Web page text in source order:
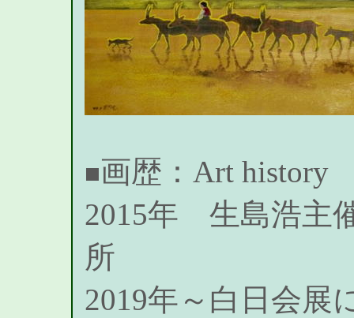
■画歴：Art history
2015年 生島浩主
所
2019年～白日会展